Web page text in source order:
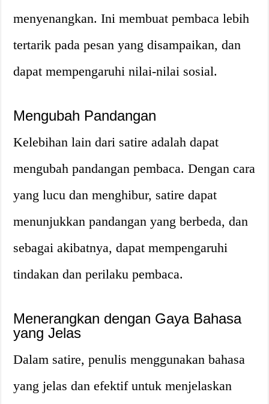
menyenangkan. Ini membuat pembaca lebih
tertarik pada pesan yang disampaikan, dan
dapat mempengaruhi nilai-nilai sosial.
Mengubah Pandangan
Kelebihan lain dari satire adalah dapat
mengubah pandangan pembaca. Dengan cara
yang lucu dan menghibur, satire dapat
menunjukkan pandangan yang berbeda, dan
sebagai akibatnya, dapat mempengaruhi
tindakan dan perilaku pembaca.
Menerangkan dengan Gaya Bahasa
yang Jelas
Dalam satire, penulis menggunakan bahasa
yang jelas dan efektif untuk menjelaskan